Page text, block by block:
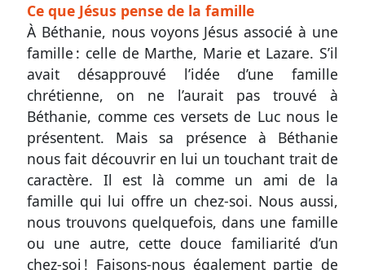
Ce que Jésus pense de la famille
À Béthanie, nous voyons Jésus associé à une
famille : celle de Marthe, Marie et Lazare. S’il
avait désapprouvé l’idée d’une famille
chrétienne, on ne l’aurait pas trouvé à
Béthanie, comme ces versets de Luc nous le
présentent. Mais sa présence à Béthanie
nous fait découvrir en lui un touchant trait de
caractère. Il est là comme un ami de la
famille qui lui offre un chez-soi. Nous aussi,
nous trouvons quelquefois, dans une famille
ou une autre, cette douce familiarité d’un
chez-soi ! Faisons-nous également partie de
Exemplaire
papier
Nous
contacter
Signaler
une
erreur